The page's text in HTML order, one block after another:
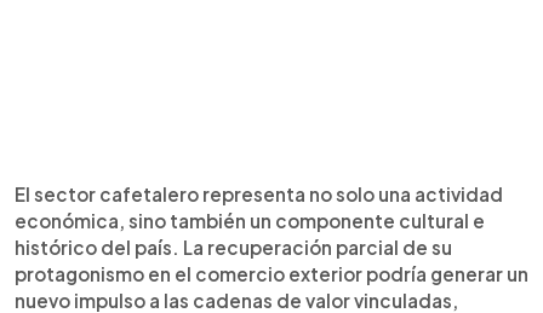
El sector cafetalero representa no solo una actividad
económica, sino también un componente cultural e
histórico del país. La recuperación parcial de su
protagonismo en el comercio exterior podría generar un
nuevo impulso a las cadenas de valor vinculadas,